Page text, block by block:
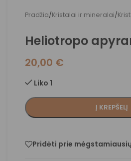
Pradžia/Kristalai ir mineralai/
Heliotropo
20,00 €
Liko 1
Į KREPŠELĮ
Pridėti prie